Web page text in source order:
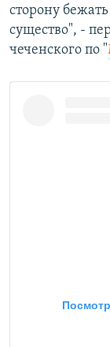
сторону
существо", -
чеченского по "